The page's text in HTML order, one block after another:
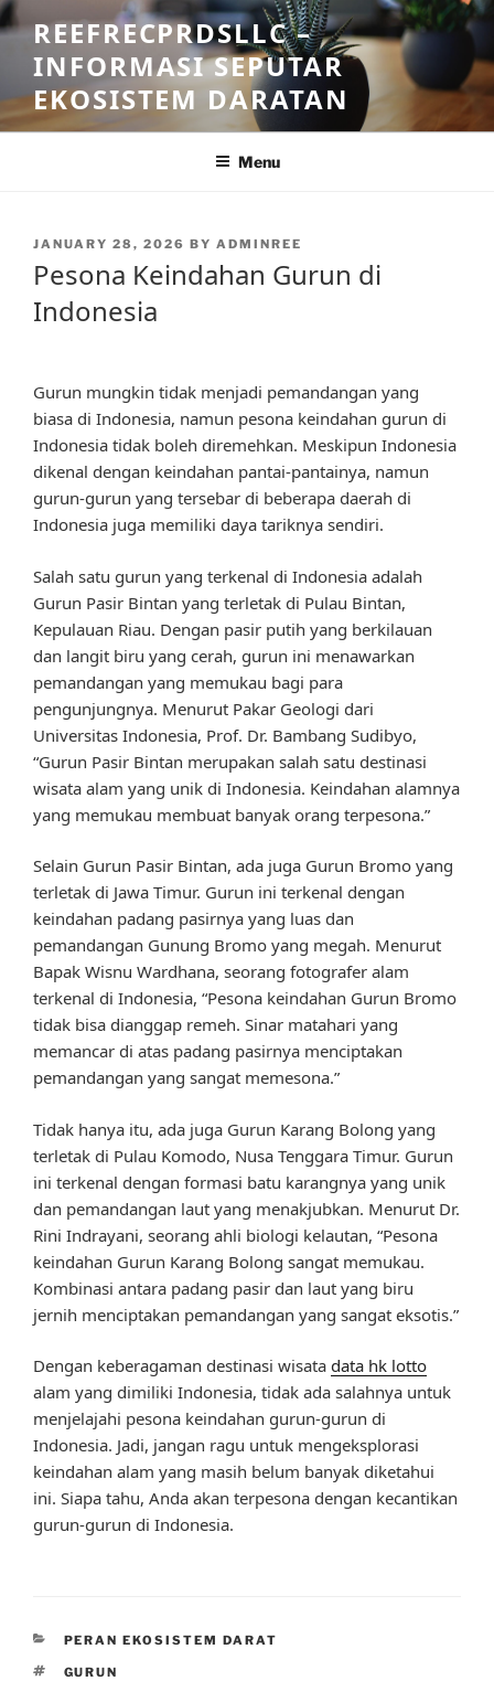
Skip
to
content
REEFRECPRDSLLC –
INFORMASI SEPUTAR
EKOSISTEM DARATAN
Menu
POSTED
JANUARY 28, 2026 BY ADMINREE
Pesona Keindahan Gurun di
Indonesia
Gurun mungkin tidak menjadi pemandangan yang
biasa di Indonesia, namun pesona keindahan gurun di
Indonesia tidak boleh diremehkan. Meskipun Indonesia
dikenal dengan keindahan pantai-pantainya, namun
gurun-gurun yang tersebar di beberapa daerah di
Indonesia juga memiliki daya tariknya sendiri.
Salah satu gurun yang terkenal di Indonesia adalah
Gurun Pasir Bintan yang terletak di Pulau Bintan,
Kepulauan Riau. Dengan pasir putih yang berkilauan
dan langit biru yang cerah, gurun ini menawarkan
pemandangan yang memukau bagi para
pengunjungnya. Menurut Pakar Geologi dari
Universitas Indonesia, Prof. Dr. Bambang Sudibyo,
“Gurun Pasir Bintan merupakan salah satu destinasi
wisata alam yang unik di Indonesia. Keindahan alamnya
yang memukau membuat banyak orang terpesona.”
Selain Gurun Pasir Bintan, ada juga Gurun Bromo yang
terletak di Jawa Timur. Gurun ini terkenal dengan
keindahan padang pasirnya yang luas dan
pemandangan Gunung Bromo yang megah. Menurut
Bapak Wisnu Wardhana, seorang fotografer alam
terkenal di Indonesia, “Pesona keindahan Gurun Bromo
tidak bisa dianggap remeh. Sinar matahari yang
memancar di atas padang pasirnya menciptakan
pemandangan yang sangat memesona.”
Tidak hanya itu, ada juga Gurun Karang Bolong yang
terletak di Pulau Komodo, Nusa Tenggara Timur. Gurun
ini terkenal dengan formasi batu karangnya yang unik
dan pemandangan laut yang menakjubkan. Menurut Dr.
Rini Indrayani, seorang ahli biologi kelautan, “Pesona
keindahan Gurun Karang Bolong sangat memukau.
Kombinasi antara padang pasir dan laut yang biru
jernih menciptakan pemandangan yang sangat eksotis.”
Dengan keberagaman destinasi wisata data hk lotto
alam yang dimiliki Indonesia, tidak ada salahnya untuk
menjelajahi pesona keindahan gurun-gurun di
Indonesia. Jadi, jangan ragu untuk mengeksplorasi
keindahan alam yang masih belum banyak diketahui
ini. Siapa tahu, Anda akan terpesona dengan kecantikan
gurun-gurun di Indonesia.
CATEGORIES
PERAN EKOSISTEM DARAT
TAGS
GURUN